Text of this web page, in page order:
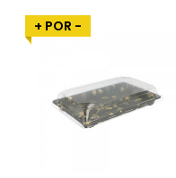
+ POR -